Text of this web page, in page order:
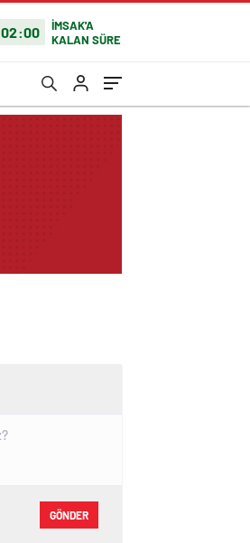
02:00
İMSAK'A
KALAN SÜRE
GÖNDER